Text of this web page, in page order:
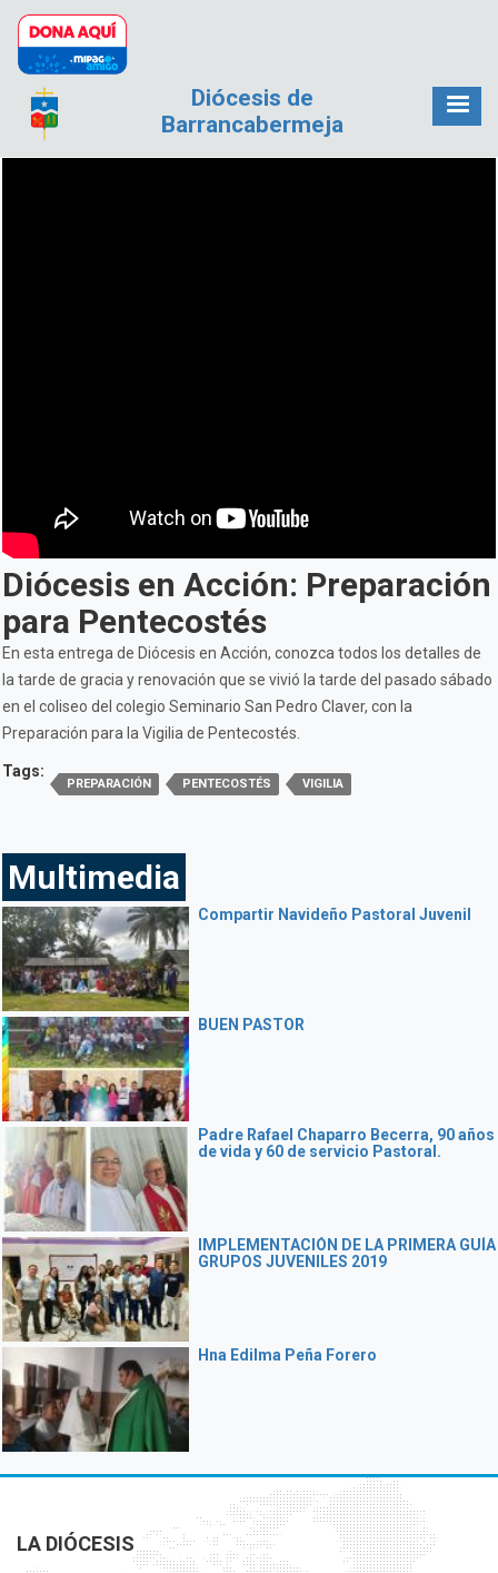
Pasar al contenido principal
Diócesis de
Barrancabermeja
Diócesis en Acción: Preparación
para Pentecostés
En esta entrega de Diócesis en Acción, conozca todos los detalles de
la tarde de gracia y renovación que se vivió la tarde del pasado sábado
en el coliseo del colegio Seminario San Pedro Claver, con la
Preparación para la Vigilia de Pentecostés.
Tags:
PREPARACIÓN PENTECOSTÉS VIGILIA
Multimedia
Compartir Navideño Pastoral Juvenil
BUEN PASTOR
Padre Rafael Chaparro Becerra, 90 años
de vida y 60 de servicio Pastoral.
IMPLEMENTACIÓN DE LA PRIMERA GUÍA
GRUPOS JUVENILES 2019
Hna Edilma Peña Forero
LA DIÓCESIS